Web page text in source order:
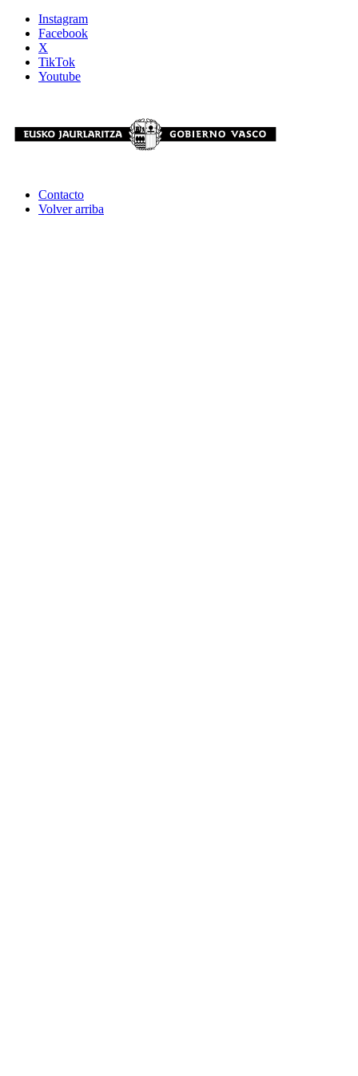
Instagram
Facebook
X
TikTok
Youtube
Contacto
Volver arriba